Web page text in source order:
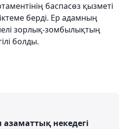
баспасөз қызметі
берді. Ер адамның
зорлық-зомбылықтың
болды.
некедегі